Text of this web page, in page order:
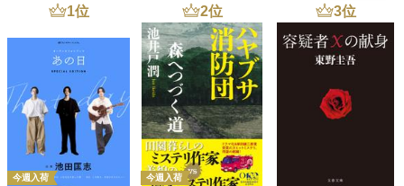
1位
今週入荷
2位
今週入荷
3位